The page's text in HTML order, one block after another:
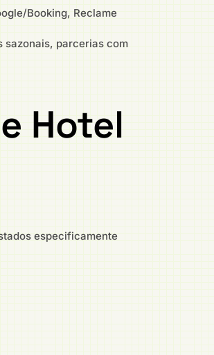
Booking, Reclame
sazonais, parcerias com
Hotel
especificamente